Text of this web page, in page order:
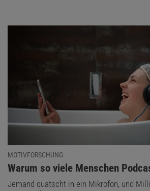
MOTIVFORSCHUNG
:
Warum so viele Menschen
Jemand quatscht in ein Mikrofon, und